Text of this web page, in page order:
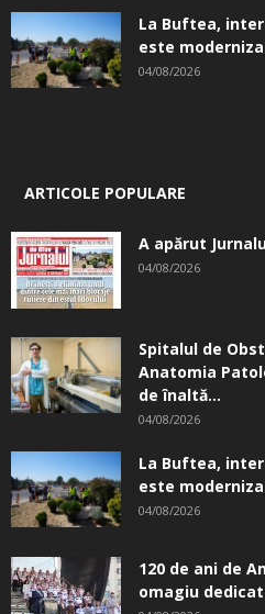
La Buftea,
este
04/08/2026
ARTICOLE POPULARE
A apărut
04/08/2026
Spitalul de
Anatomia
de înaltă...
04/08/2026
La Buftea,
este
04/08/2026
120 de ani de
omagiu